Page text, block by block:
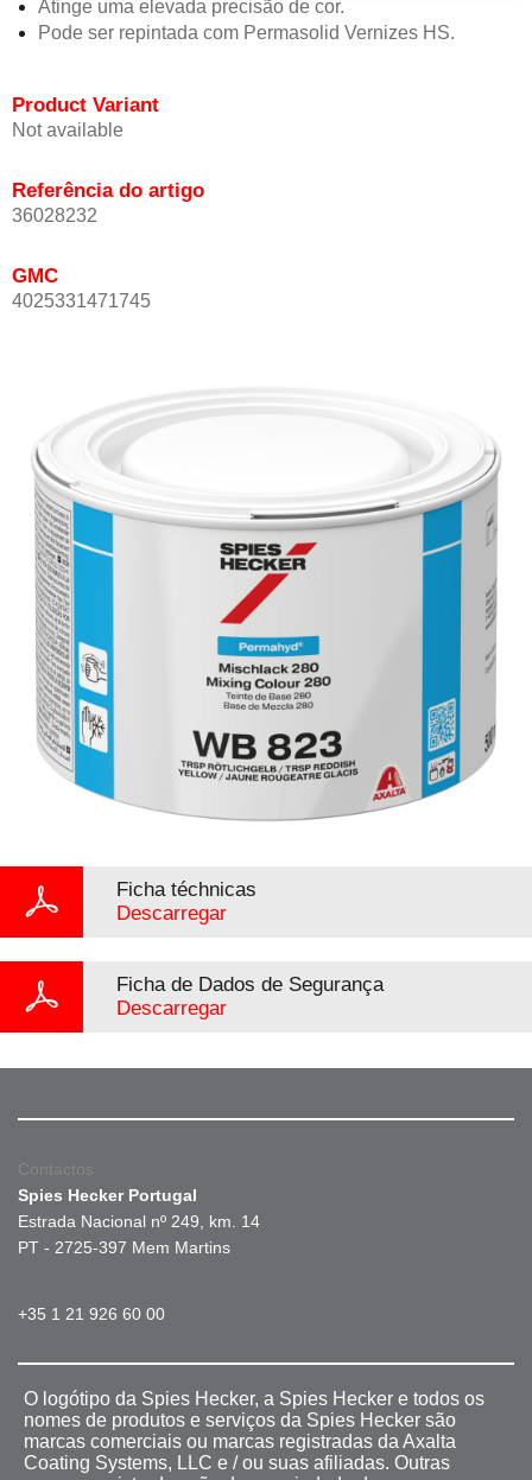
Atinge uma elevada precisão de cor.
Pode ser repintada com Permasolid Vernizes HS.
Product Variant
Not available
Referência do artigo
36028232
GMC
4025331471745
Ficha téchnicas
Descarregar
Ficha de Dados de Segurança
Descarregar
Contactos
Spies Hecker Portugal
Estrada Nacional nº 249, km. 14
PT - 2725-397 Mem Martins
+35 1 21 926 60 00
O logótipo da Spies Hecker, a Spies Hecker e todos os
nomes de produtos e serviços da Spies Hecker são
marcas comerciais ou marcas registradas da Axalta
Coating Systems, LLC e / ou suas afiliadas. Outras